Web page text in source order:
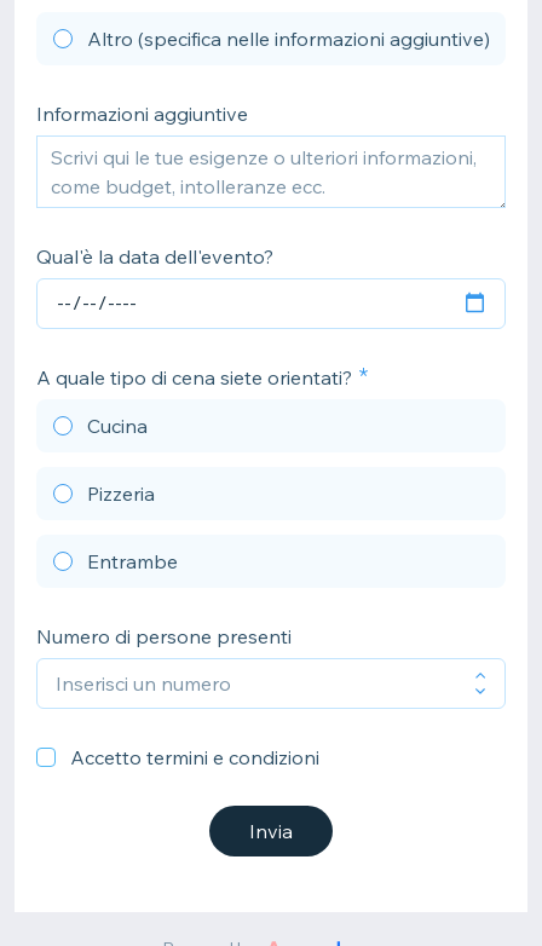
Altro (specifica nelle informazioni aggiuntive)
Informazioni aggiuntive
Qual'è la data dell'evento?
A quale tipo di cena siete orientati?
Cucina
Pizzeria
Entrambe
Numero di persone presenti
Accetto termini e condizioni
Invia